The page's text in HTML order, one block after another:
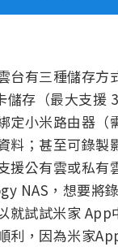
台有三種儲存方
儲存（最大支援
定小米路由器（
料；甚至可錄製
援公有雲或私有
NAS，想要將
就試試米家 App
利，因為米家